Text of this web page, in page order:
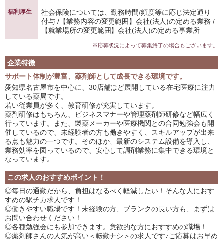
福利厚生
社会保険については、勤務時間/頻度等に応じ法定通り
付与 /【業務内容の変更範囲】会社(法人)の定める業務 /
【就業場所の変更範囲】会社(法人)の定める事業所
※応募状況によって募集終了の場合もございます。
企業特徴
サポート体制が豊富、薬剤師として成長できる環境です。
愛知県名古屋市を中心に、30店舗ほど展開している在宅医療に注力
している薬局です。
若い従業員が多く、教育研修が充実しています。
薬剤研修はもちろん、ビジネスマナーや管理薬剤師研修など幅広く
行っています。また、製薬メーカーや医療機関との合同勉強会も開
催しているので、未経験者の方も働きやすく、スキルアップが出来
る点も魅力の一つです。そのほか、最新のシステム設備を導入し、
業務効率を図っているので、安心して調剤業務に集中できる環境と
なっています。
この求人のおすすめポイント！
◎毎日の通勤だから、負担はなるべく軽減したい！そんな人におす
すめの駅チカ求人です！
◎働きやすい職場です！未経験の方、ブランクの長い方も、まずは
お問い合わせください！
◎各種勉強会にも参加できます。意欲的な方におすすめの職場！
◎薬剤師さんの人気が高い＜転勤ナシ＞の求人です♪ご応募はお早め